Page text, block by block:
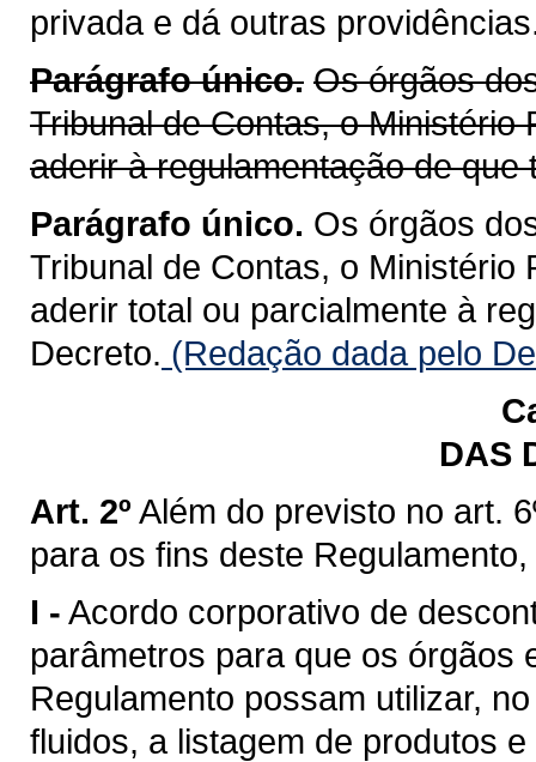
privada e dá outras
Parágrafo único. Os órgãos
Tribunal de Contas, o Ministério
aderir à regulamentação de que
Parágrafo único. Os órgãos
Tribunal de Contas, o Ministério
aderir total ou parcialmente à
Decreto. (Redação dada pelo
DAS
Art. 2º Além do previsto no art.
para os fins deste
I - Acordo corporativo de
parâmetros para que os órgãos
Regulamento possam utilizar,
fluidos, a listagem de produtos